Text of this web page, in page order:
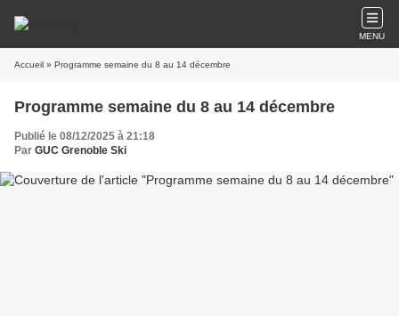
MENU
Accueil » Programme semaine du 8 au 14 décembre
Programme semaine du 8 au 14 décembre
Publié le 08/12/2025 à 21:18
Par GUC Grenoble Ski